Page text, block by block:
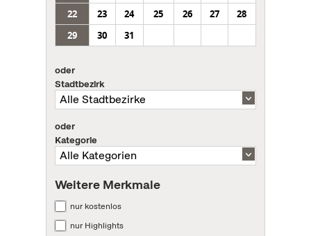
22
23 24 25 26 27
28
29
30 31
oder
Stadtbezirk
oder
Kategorie
Weitere Merkmale
nur kostenlos
nur Highlights